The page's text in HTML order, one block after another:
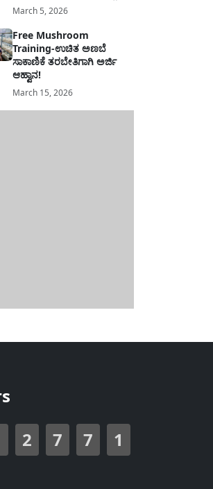
March 5, 2026
Free Mushroom
Training-ಉಚಿತ ಅಣಬೆ
ಸಾಕಾಣಿಕೆ ತರಬೇತಿಗಾಗಿ ಅರ್ಜಿ
ಆಹ್ವಾನ!
March 15, 2026
2 7 7
1